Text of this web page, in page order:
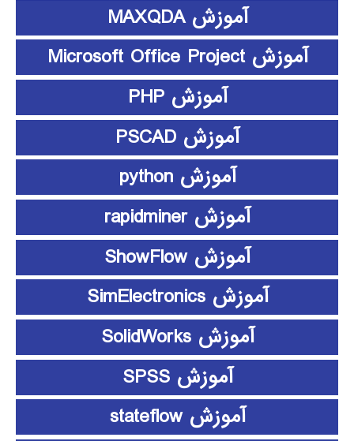
آموزش MAXQDA
آموزش Microsoft Office Project
آموزش PHP
آموزش PSCAD
آموزش python
آموزش rapidminer
آموزش ShowFlow
آموزش SimElectronics
آموزش SolidWorks
آموزش SPSS
آموزش stateflow